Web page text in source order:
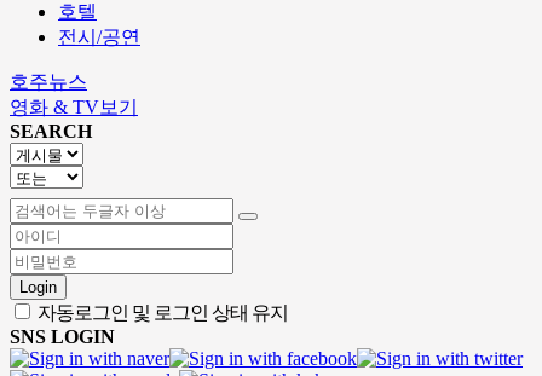
호텔
전시/공연
호주뉴스
영화 & TV보기
SEARCH
Login
자동로그인 및 로그인 상태 유지
SNS LOGIN